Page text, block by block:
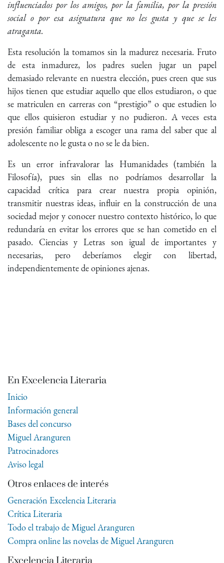
influenciados por los amigos, por la familia, por la presión
social o por esa asignatura que no les gusta y que se les
atraganta.
Esta resolución la tomamos sin la madurez necesaria. Fruto
de esta inmadurez, los padres suelen jugar un papel
demasiado relevante en nuestra elección, pues creen que sus
hijos tienen que estudiar aquello que ellos estudiaron, o que
se matriculen en carreras con “prestigio” o que estudien lo
que ellos quisieron estudiar y no pudieron. A veces esta
presión familiar obliga a escoger una rama del saber que al
adolescente no le gusta o no se le da bien.
Es un error infravalorar las Humanidades (también la
Filosofía), pues sin ellas no podríamos desarrollar la
capacidad crítica para crear nuestra propia opinión,
transmitir nuestras ideas, influir en la construcción de una
sociedad mejor y conocer nuestro contexto histórico, lo que
redundaría en evitar los errores que se han cometido en el
pasado. Ciencias y Letras son igual de importantes y
necesarias, pero deberíamos elegir con libertad,
independientemente de opiniones ajenas.
En Excelencia Literaria
Inicio
Información general
Bases del concurso
Miguel Aranguren
Patrocinadores
Aviso legal
Otros enlaces de interés
Generación Excelencia Literaria
Crítica Literaria
Todo el trabajo de Miguel Aranguren
Compra online las novelas de Miguel Aranguren